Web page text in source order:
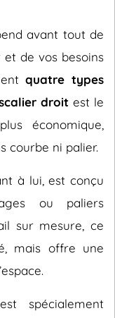
avant tout de
de vos besoins
quatre types
droit est le
économique,
courbe ni palier.
à lui, est conçu
ou paliers
sur mesure, ce
mais offre une
spécialement